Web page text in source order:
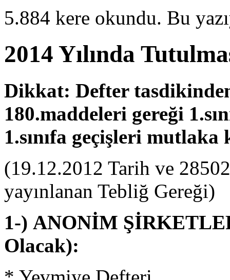
5.884 kere okundu. Bu
2014 Yılında
Dikkat: Defter
180.maddeleri gereği
1.sınıfa geçişleri
(19.12.2012 Tarih ve 28502
yayınlanan Tebliğ Gereği)
1-) ANONİM
Olacak):